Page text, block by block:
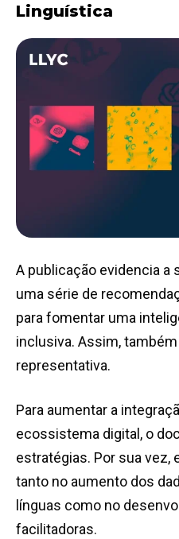
Linguística
A publicação evidencia a
uma série de
para fomentar uma
inclusiva. Assim,
representativa.
Para aumentar a
ecossistema digital, o
estratégias. Por sua vez,
tanto no aumento dos
línguas como no
facilitadoras.